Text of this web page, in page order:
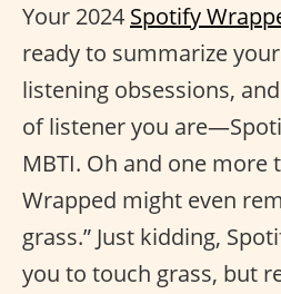
Your 2024 Spotify
ready to summarize
listening obsessions,
of listener you
MBTI. Oh and one more
Wrapped might even
grass.” Just kidding,
you to touch grass, but